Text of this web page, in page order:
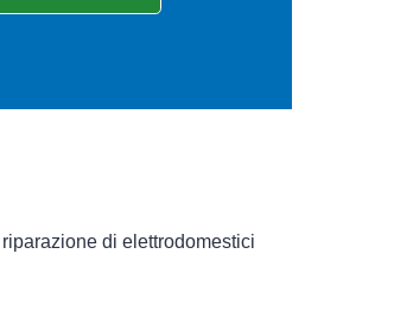
di elettrodomestici